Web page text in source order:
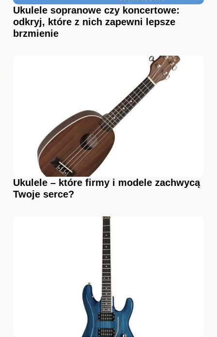
Ukulele sopranowe czy koncertowe:
odkryj, które z nich zapewni lepsze
brzmienie
Ukulele – które firmy i modele zachwycą
Twoje serce?